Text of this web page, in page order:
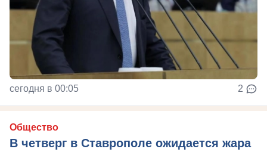
сегодня в 00:05 2
Общество
В четверг в Ставрополе ожидается жара